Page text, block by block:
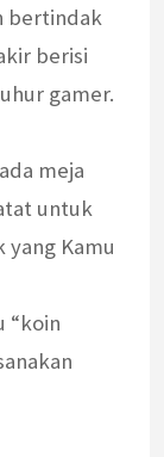
bertindak
berisi
gamer.
meja
untuk
Kamu
“koin